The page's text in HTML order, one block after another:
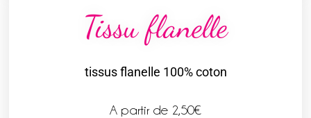
Tissu flanelle
tissus flanelle 100% coton
A partir de 2,50€